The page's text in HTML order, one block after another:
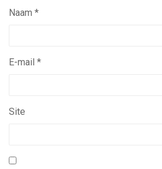
Naam *
E-mail *
Site